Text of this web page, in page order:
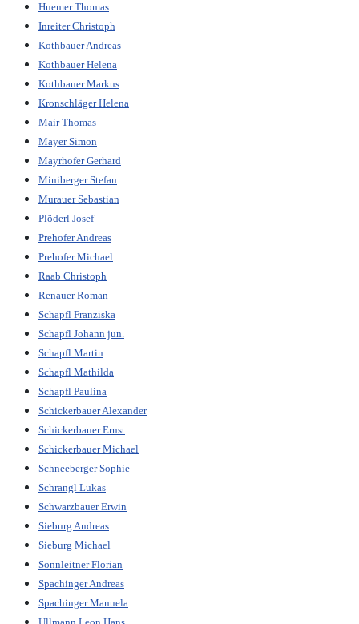
Huemer Thomas
Inreiter Christoph
Kothbauer Andreas
Kothbauer Helena
Kothbauer Markus
Kronschläger Helena
Mair Thomas
Mayer Simon
Mayrhofer Gerhard
Miniberger Stefan
Murauer Sebastian
Plöderl Josef
Prehofer Andreas
Prehofer Michael
Raab Christoph
Renauer Roman
Schapfl Franziska
Schapfl Johann jun.
Schapfl Martin
Schapfl Mathilda
Schapfl Paulina
Schickerbauer Alexander
Schickerbauer Ernst
Schickerbauer Michael
Schneeberger Sophie
Schrangl Lukas
Schwarzbauer Erwin
Sieburg Andreas
Sieburg Michael
Sonnleitner Florian
Spachinger Andreas
Spachinger Manuela